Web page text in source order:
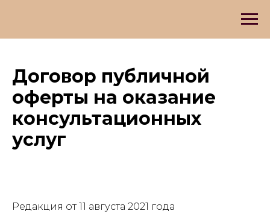
Договор публичной
оферты на оказание
консультационных
услуг
Редакция от 11 августа 2021 года